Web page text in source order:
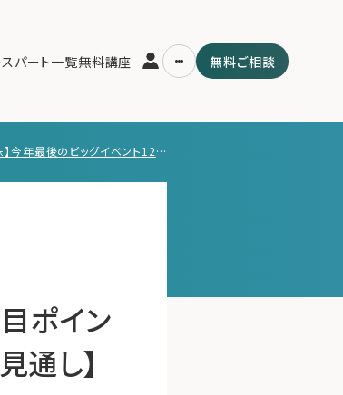
パート一覧無料講座 無料ご相談
【米国株】‌今年最後のビッグイベント12月FOMC。注目ポイントとマーケットへの影響について【12/11 マーケット見通し】
ポイン
通し】